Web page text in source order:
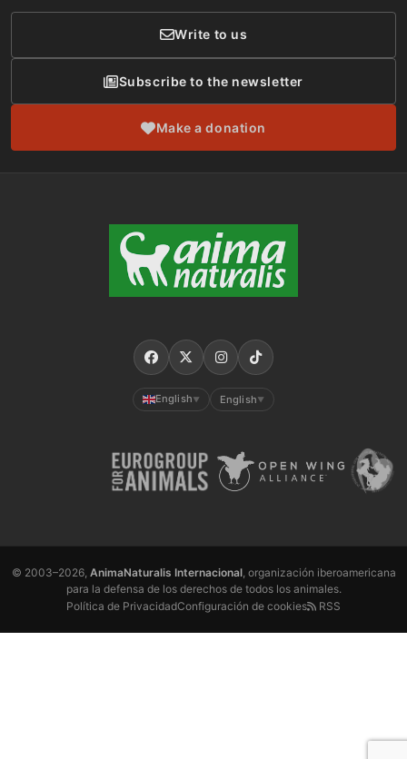
Write to us
Subscribe to the newsletter
Make a donation
English ▼ English ▼
© 2003–2026, AnimaNaturalis Internacional, organización iberoamericana
para la defensa de los derechos de todos los animales.
Política de PrivacidadConfiguración de cookies RSS